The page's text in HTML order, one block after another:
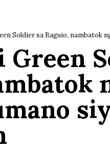
Soldier sa Baguio, nambatok
Green